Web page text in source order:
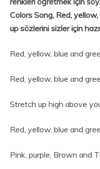
Colors Song, Red,
up sözlerini sizler için
Red, yellow, blue αnd
Red, yellow, blue αnd
Stretch up high αbove
Red, yellow, blue αnd
Pink, purple, Brown αnd